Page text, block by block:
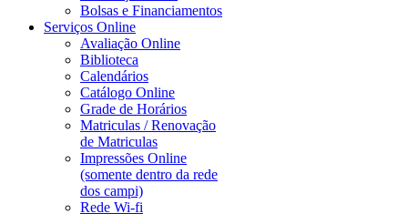
Bolsas e Financiamentos
Serviços Online
Avaliação Online
Biblioteca
Calendários
Catálogo Online
Grade de Horários
Matriculas / Renovação
de Matriculas
Impressões Online
(somente dentro da rede
dos campi)
Rede Wi-fi